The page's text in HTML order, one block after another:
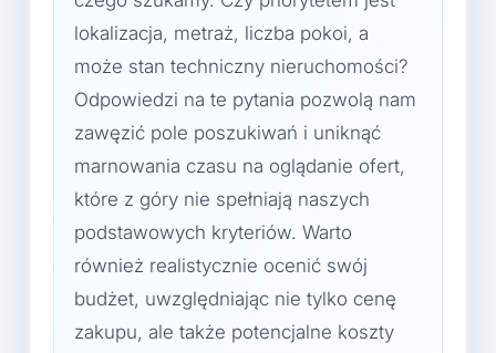
lokalizacja, metraż, liczba pokoi, a
może stan techniczny nieruchomości?
Odpowiedzi na te pytania pozwolą nam
zawęzić pole poszukiwań i uniknąć
marnowania czasu na oglądanie ofert,
które z góry nie spełniają naszych
podstawowych kryteriów. Warto
również realistycznie ocenić swój
budżet, uwzględniając nie tylko cenę
zakupu, ale także potencjalne koszty